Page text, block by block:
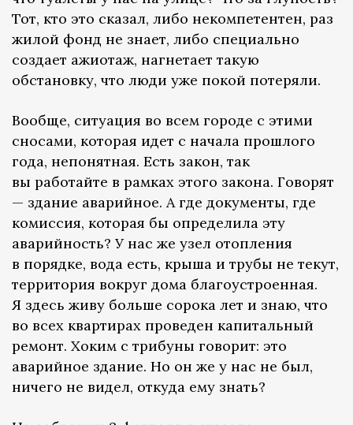
Тот, кто это сказал, либо некомпетентен, раз
жилой фонд не знает, либо специально
создает ажиотаж, нагнетает такую
обстановку, что люди уже покой потеряли.
Вообще, ситуация во всем городе с этими
сносами, которая идет с начала прошлого
года, непонятная. Есть закон, так
вы работайте в рамках этого закона. Говорят
— здание аварийное. А где документы, где
комиссия, которая бы определила эту
аварийность? У нас же узел отопления
в порядке, вода есть, крыша и трубы не текут,
территория вокруг дома благоустроенная.
Я здесь живу больше сорока лет и знаю, что
во всех квартирах проведен капитальный
ремонт. Хоким с трибуны говорит: это
аварийное здание. Но он же у нас не был,
ничего не видел, откуда ему знать?